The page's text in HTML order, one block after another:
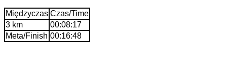
Międzyczas Czas/Time
3 km
00:08:17
Meta/Finish 00:16:48